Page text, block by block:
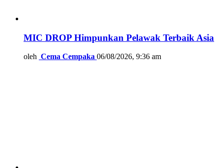
MIC DROP Himpunkan Pelawak Terbaik Asia
oleh Cema Cempaka 06/08/2026, 9:36 am